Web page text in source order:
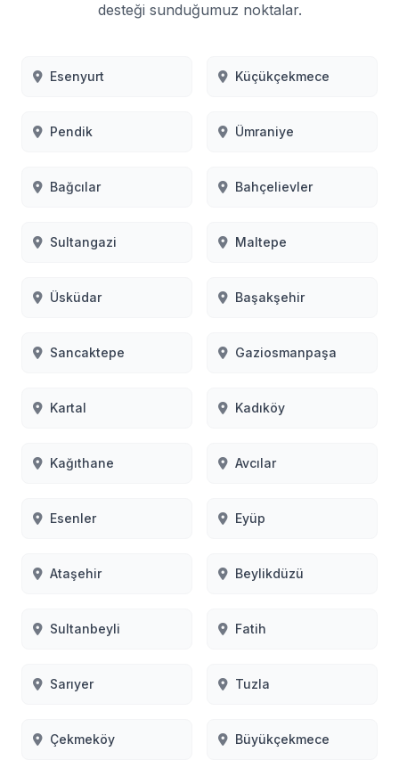
desteği sunduğumuz noktalar.
Esenyurt Küçükçekmece
Pendik Ümraniye
Bağcılar Bahçelievler
Sultangazi Maltepe
Üsküdar Başakşehir
Sancaktepe Gaziosmanpaşa
Kartal Kadıköy
Kağıthane Avcılar
Esenler Eyüp
Ataşehir Beylikdüzü
Sultanbeyli Fatih
Sarıyer Tuzla
Çekmeköy Büyükçekmece